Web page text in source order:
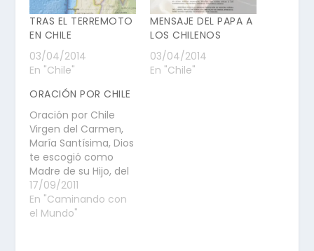
TRAS EL TERREMOTO
EN CHILE
03/04/2014
En "Chile"
MENSAJE DEL PAPA A
LOS CHILENOS
03/04/2014
En "Chile"
ORACIÓN POR CHILE
Oración por Chile
Virgen del Carmen,
María Santísima, Dios
te escogió como
Madre de su Hijo, del
Señor Jesús que nos
trae el amor y la paz.
Madre de Chile, a ti
17/09/2011
En "Caminando con
el Mundo"